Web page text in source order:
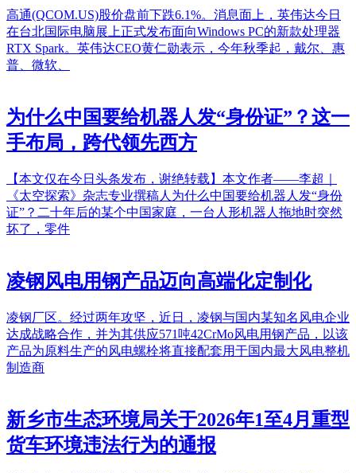
高通(QCOM.US)股价盘前下跌6.1%。消息面上，英伟达今日
在台北国际电脑展上正式发布面向Windows PC的新款处理器
RTX Spark。英伟达CEO黄仁勋表示，今年秋季起，戴尔、惠
普、微软、
为什么中国要给机器人发“身份证”？这一
手布局，跨代领先西方
【本文仅在今日头条发布，谢绝转载】本文作者——李超｜
《太空探索》杂志专业撰稿人为什么中国要给机器人发“身份
证”？二十年后的某个中国家庭，一台人形机器人拖地时突然
坏了，零件
凌钢风电用钢产品迈向高端化定制化
凌钢厂区。经过两年攻坚，近日，凌钢与国内某知名风电企业
达成战略合作，并为其供应571吨42CrMo风电用钢产品，以该
产品为原料生产的风电螺栓将直接配套用于国内最大风电整机
制造商
新乡市生态环境局关于2026年1至4月重型
货车环境违法行为的通报